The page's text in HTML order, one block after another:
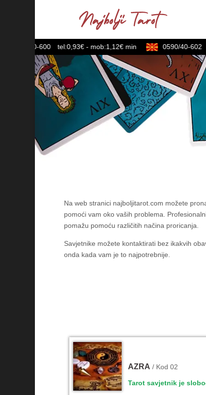
064/600-600 tel:0,93€ - mob:1,12€ min 0590/40-602
Na web stranici najboljitarot.com možete
pomoći vam oko vaših problema.
pomažu pomoću različitih načina proricanja.
Savjetnike možete kontaktirati bez ikakvih
onda kada vam je to najpotrebnije.
AZRA / Kod 02
Tarot savjetnik je